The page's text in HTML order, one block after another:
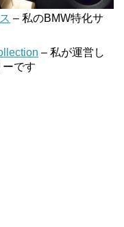
– 私のBMW特化サ
– 私が運営し
です